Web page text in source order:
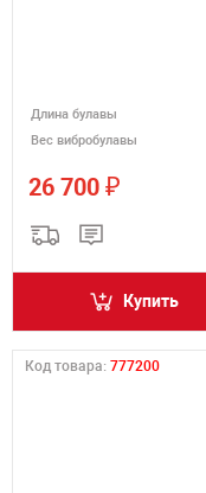
Длина булавы
Вес вибробулавы
26 700 ₽
Купить
Код товара: 777200